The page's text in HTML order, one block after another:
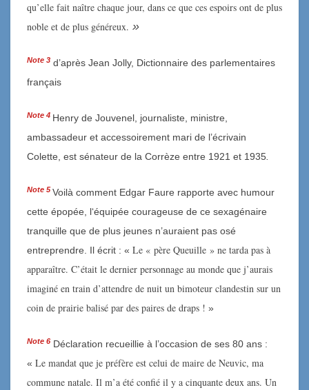
qu’elle fait naître chaque jour, dans ce que ces espoirs ont de plus
noble et de plus généreux. »
Note 3 d’après Jean Jolly, Dictionnaire des parlementaires
français
Note 4 Henry de Jouvenel, journaliste, ministre,
ambassadeur et accessoirement mari de l’écrivain
Colette, est sénateur de la Corrèze entre 1921 et 1935
Note 5 Voilà comment Edgar Faure rapporte avec humour
cette épopée, l‘équipée courageuse de ce sexagénaire
tranquille que de plus jeunes n’auraient pas osé
entreprendre. Il écrit : « Le « père Queuille » ne tarda pas à
apparaître. C’était le dernier personnage au monde que j’aurais
imaginé en train d’attendre de nuit un bimoteur clandestin sur un
coin de prairie balisé par des paires de draps ! »
Note 6 Déclaration recueillie à l’occasion de ses 80 ans :
« Le mandat que je préfère est celui de maire de Neuvic, ma
commune natale. Il m’a été confié il y a cinquante deux ans. Un